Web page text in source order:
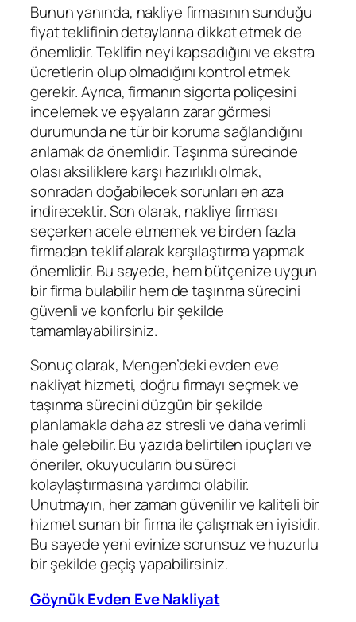
Bunun yanında, nakliye firmasının sunduğu
fiyat teklifinin detaylarına dikkat etmek de
önemlidir. Teklifin neyi kapsadığını ve ekstra
ücretlerin olup olmadığını kontrol etmek
gerekir. Ayrıca, firmanın sigorta poliçesini
incelemek ve eşyaların zarar görmesi
durumunda ne tür bir koruma sağlandığını
anlamak da önemlidir. Taşınma sürecinde
olası aksiliklere karşı hazırlıklı olmak,
sonradan doğabilecek sorunları en aza
indirecektir. Son olarak, nakliye firması
seçerken acele etmemek ve birden fazla
firmadan teklif alarak karşılaştırma yapmak
önemlidir. Bu sayede, hem bütçenize uygun
bir firma bulabilir hem de taşınma sürecini
güvenli ve konforlu bir şekilde
tamamlayabilirsiniz.
Sonuç olarak, Mengen’deki evden eve
nakliyat hizmeti, doğru firmayı seçmek ve
taşınma sürecini düzgün bir şekilde
planlamakla daha az stresli ve daha verimli
hale gelebilir. Bu yazıda belirtilen ipuçları ve
öneriler, okuyucuların bu süreci
kolaylaştırmasına yardımcı olabilir.
Unutmayın, her zaman güvenilir ve kaliteli bir
hizmet sunan bir firma ile çalışmak en iyisidir.
Bu sayede yeni evinize sorunsuz ve huzurlu
bir şekilde geçiş yapabilirsiniz.
Göynük Evden Eve Nakliyat